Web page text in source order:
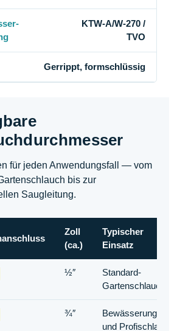
KTW-A/W-270 /
TVO
Gerrippt, formschlüssig
für jeden Anwendungsfall — vom
bis zur
Saugleitung.
Zoll
(ca.)
Typischer
Einsatz
½″
Standard-
Gartenschlauch
¾″
Bewässerungs-
und Profischlauch